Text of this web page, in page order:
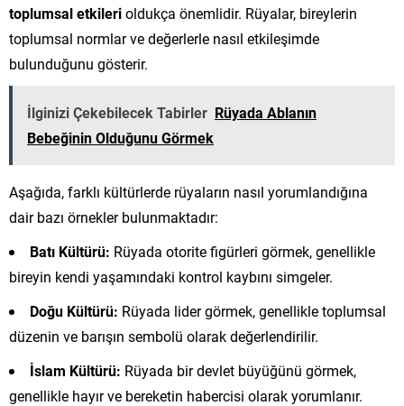
toplumsal etkilerioldukça önemlidir. Rüyalar, bireylerin
toplumsal normlar ve değerlerle nasıl etkileşimde
bulunduğunu gösterir.
İlginizi Çekebilecek Tabirler Rüyada Ablanın
Bebeğinin Olduğunu Görmek
Aşağıda, farklı kültürlerde rüyaların nasıl yorumlandığına
dair bazı örnekler bulunmaktadır:
Batı Kültürü: Rüyada otorite figürleri görmek, genellikle
bireyin kendi yaşamındaki kontrol kaybını simgeler.
Doğu Kültürü: Rüyada lider görmek, genellikle toplumsal
düzenin ve barışın sembolü olarak değerlendirilir.
İslam Kültürü: Rüyada bir devlet büyüğünü görmek,
genellikle hayır ve bereketin habercisi olarak yorumlanır.